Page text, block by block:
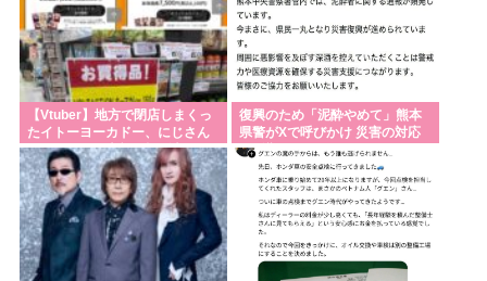
【Vtuber】地方で閉店しまくっ
たイトーヨーカドー、にじさん
じのカレーを半額で投げ売りす
る【仕入れ担当無能】
復興のため「泥酔やめて」熊本
県警がXで呼びかけ 災害の対応
に影響